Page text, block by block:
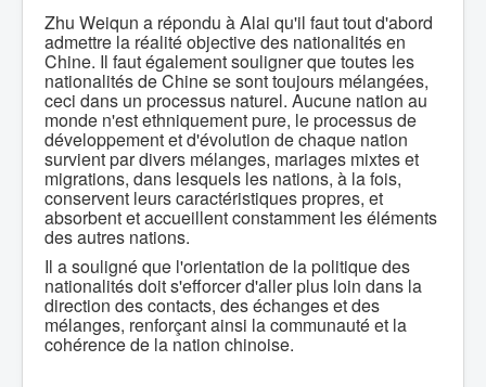
Zhu Weiqun a répondu à Alai qu'il faut tout d'abord
admettre la réalité objective des nationalités en
Chine. Il faut également souligner que toutes les
nationalités de Chine se sont toujours mélangées,
ceci dans un processus naturel. Aucune nation au
monde n'est ethniquement pure, le processus de
développement et d'évolution de chaque nation
survient par divers mélanges, mariages mixtes et
migrations, dans lesquels les nations, à la fois,
conservent leurs caractéristiques propres, et
absorbent et accueillent constamment les éléments
des autres nations.
Il a souligné que l'orientation de la politique des
nationalités doit s'efforcer d'aller plus loin dans la
direction des contacts, des échanges et des
mélanges, renforçant ainsi la communauté et la
cohérence de la nation chinoise.